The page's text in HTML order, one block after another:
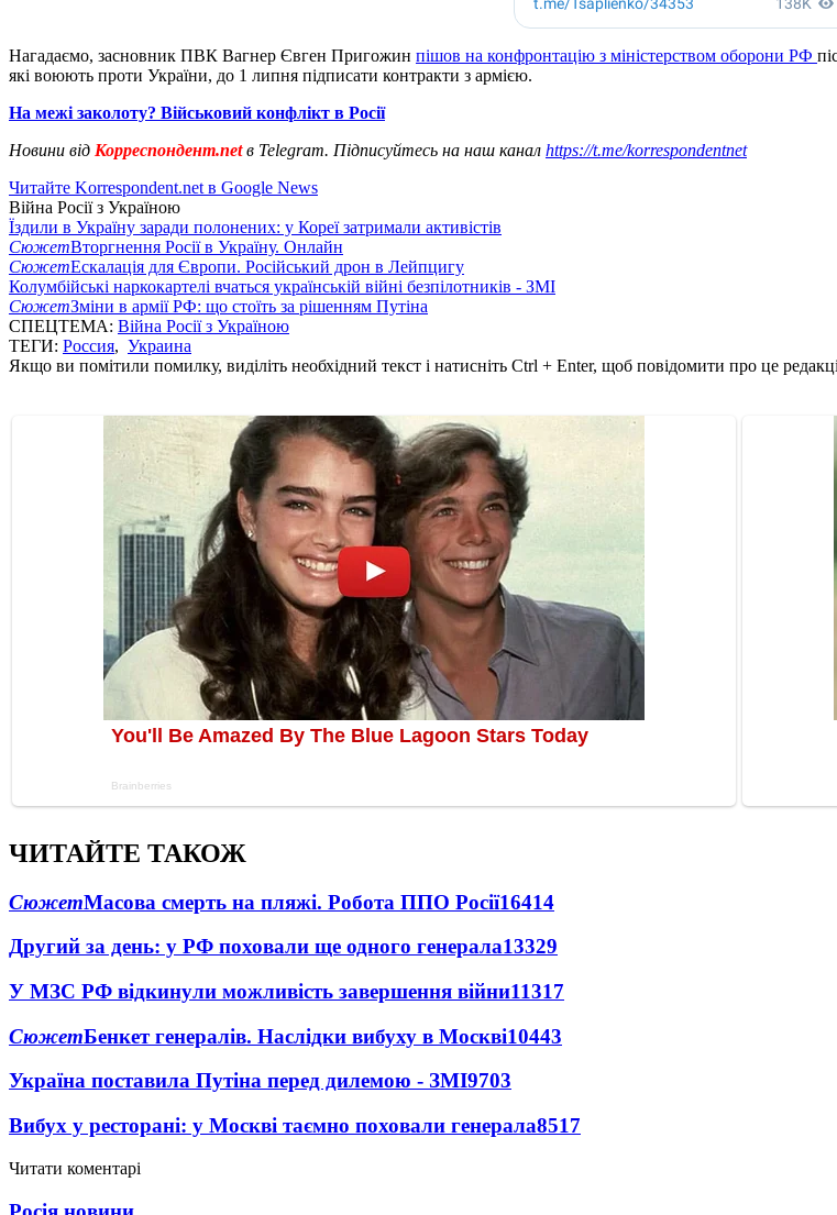
Нагадаємо, засновник ПВК Вагнер Євген Пригожин пішов на конфронтацію з міністерством оборони РФ
які воюють проти України, до 1 липня підписати контракти з армією.
На межі заколоту? Військовий конфлікт в Росії
Новини від Корреспондент.netв Telegram. Підписуйтесь на наш канал https://t.me/korrespondentnet
Читайте Korrespondent.net в Google News
Війна Росії з Україною
Їздили в Україну заради полонених: у Кореї затримали активістів
СюжетВторгнення Росії в Україну. Онлайн
СюжетЕскалація для Європи. Російський дрон в Лейпцигу
Колумбійські наркокартелі вчаться українській війні безпілотників - ЗМІ
СюжетЗміни в армії РФ: що стоїть за рішенням Путіна
СПЕЦТЕМА: Війна Росії з Україною
ТЕГИ: Россия, Украина
Якщо ви помітили помилку, виділіть необхідний текст і натисніть Ctrl + Enter, щоб повідомити про це
ЧИТАЙТЕ ТАКОЖ
СюжетМасова смерть на пляжі. Робота ППО Росії16414
Другий за день: у РФ поховали ще одного генерала13329
У МЗС РФ відкинули можливість завершення війни11317
СюжетБенкет генералів. Наслідки вибуху в Москві10443
Україна поставила Путіна перед дилемою - ЗМІ9703
Вибух у ресторані: у Москві таємно поховали генерала8517
Читати коментарі